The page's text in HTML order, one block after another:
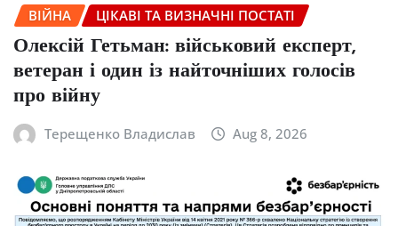
ВІЙНА ЦІКАВІ ТА ВИЗНАЧНІ ПОСТАТІ
Олексій Гетьман: військовий експерт,
ветеран і один із найточніших голосів
про війну
Терещенко Владислав Aug 8, 2026